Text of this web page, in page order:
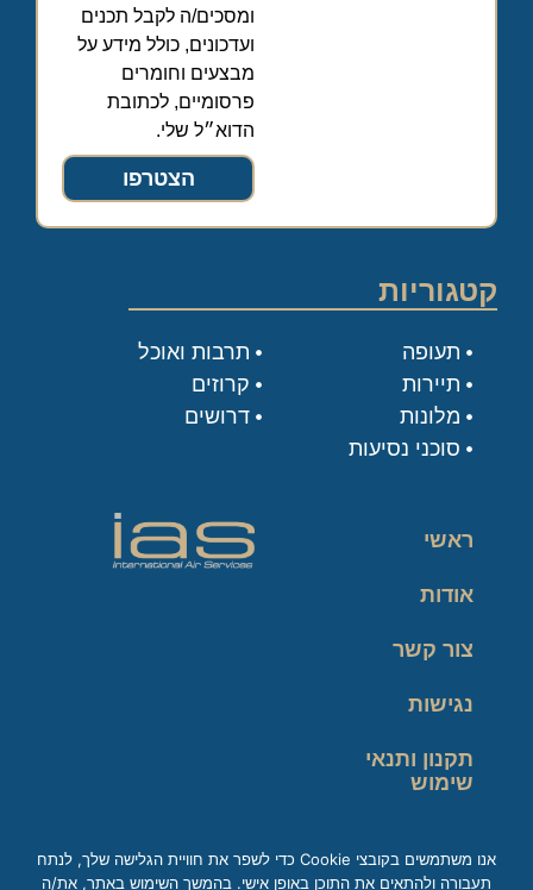
ומסכים/ה לקבל תכנים
ועדכונים, כולל מידע על
מבצעים וחומרים
פרסומיים, לכתובת
הדוא״ל שלי.
הצטרפו
קטגוריות
תעופה
תיירות
מלונות
סוכני נסיעות
תרבות ואוכל
קרוזים
דרושים
ראשי
אודות
צור קשר
נגישות
תקנון ותנאי
שימוש
אנו משתמשים בקובצי Cookie כדי לשפר את חוויית הגלישה שלך, לנתח
תעבורה ולהתאים את התוכן באופן אישי. בהמשך השימוש באתר, את/ה